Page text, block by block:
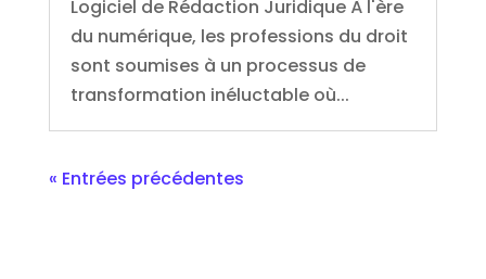
Logiciel de Rédaction Juridique À l'ère
du numérique, les professions du droit
sont soumises à un processus de
transformation inéluctable où...
« Entrées précédentes